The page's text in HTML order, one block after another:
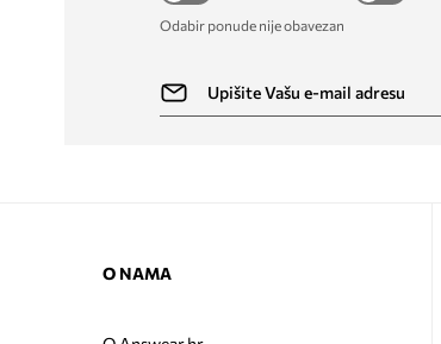
Odabir ponude nije obavezan
O NAMA